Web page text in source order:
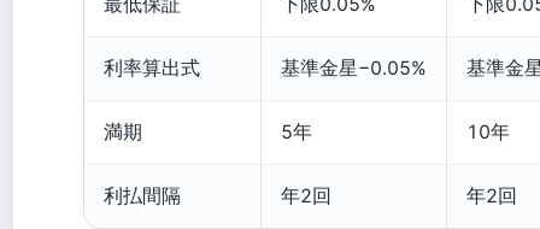
利率算出式 基準金星−0.05% 基準金
満期 5年 10年
利払間隔 年2回 年2回